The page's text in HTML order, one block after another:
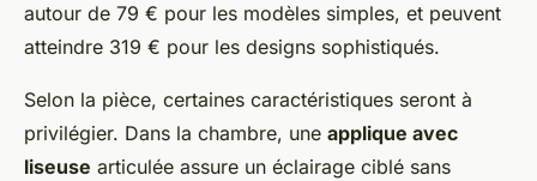
autour de 79 € pour les modèles simples, et peuvent
atteindre 319 € pour les designs sophistiqués.
Selon la pièce, certaines caractéristiques seront à
privilégier. Dans la chambre, une applique avec
liseuse articulée assure un éclairage ciblé sans